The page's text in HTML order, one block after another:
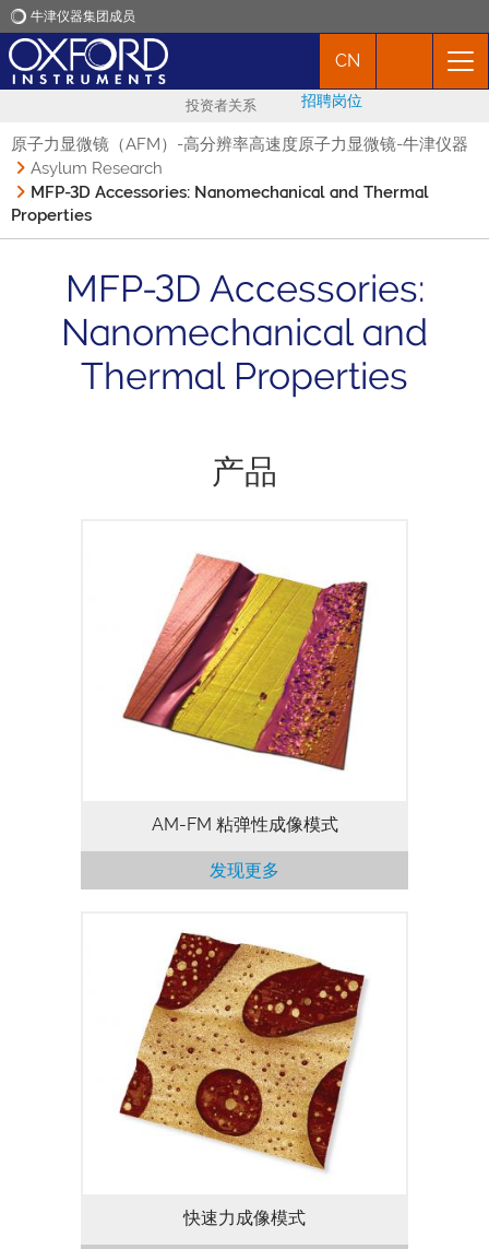
牛津仪器集团成员
产品
市场活动
联络我们
CN
投资者关系 招聘岗位
原子力显微镜（AFM）-高分辨率高速度原子力显微镜-牛津仪器
Asylum Research
MFP-3D Accessories: Nanomechanical and Thermal
Properties
MFP-3D Accessories:
Nanomechanical and
Thermal Properties
产品
Cypher 原子力显微镜的AM-FM模式融合
了常规轻敲模式的众多功能和优点，可以对
纳米机械特性进行成像。常规轻敲模式可提
供非侵入性、高分辨率的形貌成像，并对第
二模式的共振进行量化分析，以预测材料的
弹性和损耗模量，以及针尖与样品之间的损
耗。
AM-FM 粘弹性成像模式
发现更多
“力-距离曲线成像”技术的运行速度可高达
300 Hz像素率，并可以捕获图像中的每一
条曲线。该技术的实时和离线分析模式均可
用于额外的数据分析（仅适用于MFP-3D
Infinity）。
快速力成像模式